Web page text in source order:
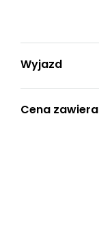
Wyjazd
Cena zawiera